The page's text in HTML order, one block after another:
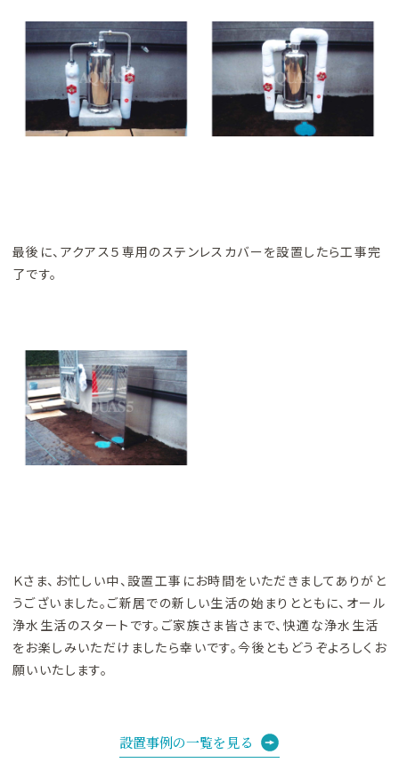
最後に、アクアス５専用のステンレスカバーを設置したら工事完
了です。
Ｋさま、お忙しい中、設置工事にお時間をいただきましてありがと
うございました。ご新居での新しい生活の始まりとともに、オール
浄水生活のスタートです。ご家族さま皆さまで、快適な浄水生活
をお楽しみいただけましたら幸いです。今後ともどうぞよろしくお
願いいたします。
設置事例の一覧を見る